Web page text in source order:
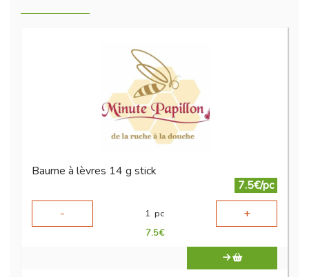
Baume à lèvres 14 g stick
7.5€/pc
-
1 pc +
7.5€